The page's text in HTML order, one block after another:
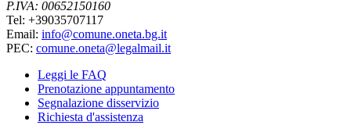
P.IVA: 00652150160
Tel: +39035707117
Email: info@comune.oneta.bg.it
PEC: comune.oneta@legalmail.it
Leggi le FAQ
Prenotazione appuntamento
Segnalazione disservizio
Richiesta d'assistenza